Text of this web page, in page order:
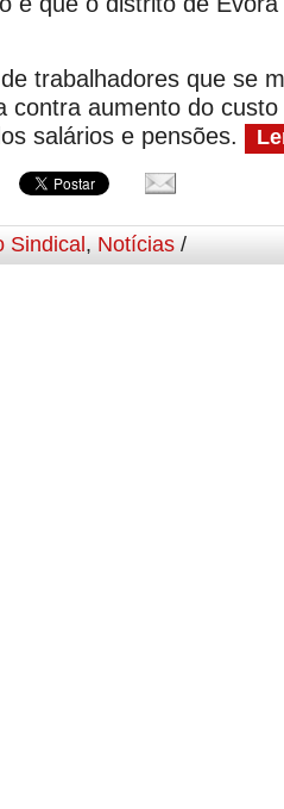
trabalhadores que se
contra aumento do
salários e pensões.
Sindical , Notícias /